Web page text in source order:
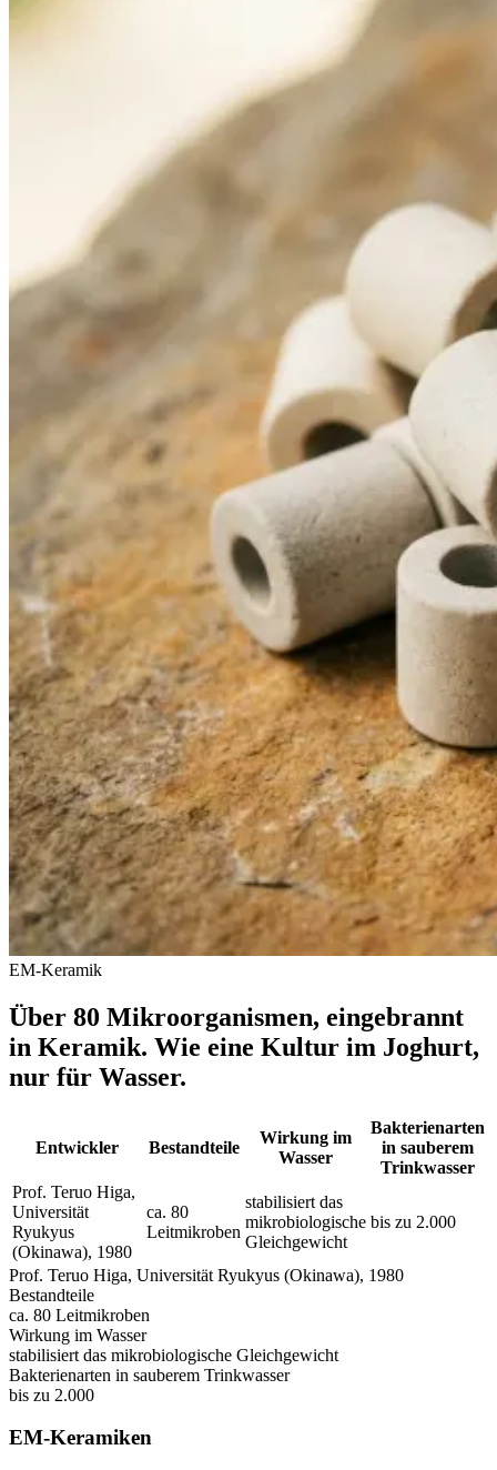
EM-Keramik
Über 80 Mikroorganismen, eingebrannt
in Keramik. Wie eine Kultur im Joghurt,
nur für Wasser.
Entwickler Bestandteile
Wirkung im
Wasser
Bakterienarten
in sauberem
Trinkwasser
Prof. Teruo Higa,
Universität
Ryukyus
(Okinawa), 1980
ca. 80
Leitmikroben
stabilisiert das
mikrobiologische
Gleichgewicht
bis zu 2.000
Prof. Teruo Higa, Universität Ryukyus (Okinawa), 1980
Bestandteile
ca. 80 Leitmikroben
Wirkung im Wasser
stabilisiert das mikrobiologische Gleichgewicht
Bakterienarten in sauberem Trinkwasser
bis zu 2.000
EM-Keramiken